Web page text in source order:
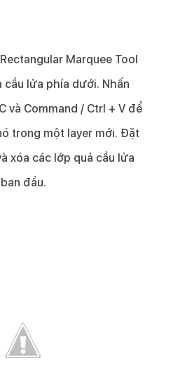
Marquee Tool
cầu lửa phía dưới. Nhấn
và Command / Ctrl + V để
trong một layer mới. Đặt
xóa các lớp quả cầu lửa
ban đầu.​